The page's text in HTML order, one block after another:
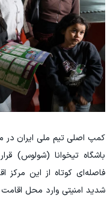
کمپ اصلی تیم ملی ایران در
باشگاه تیخوانا (شولوس)
فاصله‌ای کوتاه از این مرکز
شدید امنیتی وارد محل